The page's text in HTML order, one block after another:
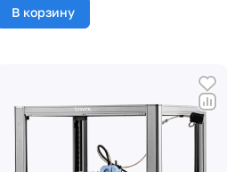
В корзину